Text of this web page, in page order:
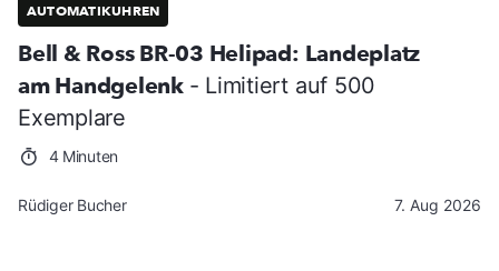
AUTOMATIKUHREN
Bell & Ross BR-03 Helipad: Landeplatz
am Handgelenk - Limitiert auf 500
Exemplare
4 Minuten
Rüdiger Bucher 7. Aug 2026